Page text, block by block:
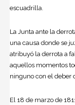
escuadrilla.
La Junta ante la
una causa donde se
atribuyó la derrota a
aquellos momentos
ninguno con el deber
El 18 de marzo de